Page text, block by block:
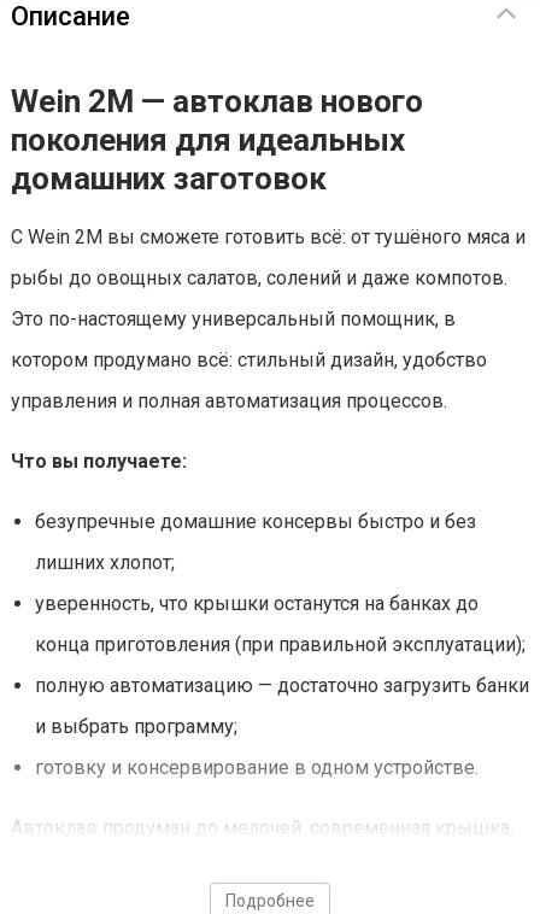
Описание
Wein 2М — автоклав нового
поколения для идеальных
домашних заготовок
С Wein 2М вы сможете готовить всё: от тушёного мяса и
рыбы до овощных салатов, солений и даже компотов.
Это по-настоящему универсальный помощник, в
котором продумано всё: стильный дизайн, удобство
управления и полная автоматизация процессов.
Что вы получаете:
безупречные домашние консервы быстро и без
лишних хлопот;
уверенность, что крышки останутся на банках до
конца приготовления (при правильной эксплуатации);
полную автоматизацию — достаточно загрузить банки
и выбрать программу;
готовку и консервирование в одном устройстве.
Автоклав продуман до мелочей: современная крышка,
Подробнее